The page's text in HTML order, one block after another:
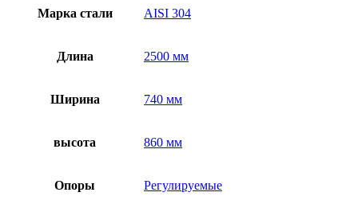
Марка стали AISI 304
Длина 2500 мм
Ширина 740 мм
высота 860 мм
Опоры Регулируемые